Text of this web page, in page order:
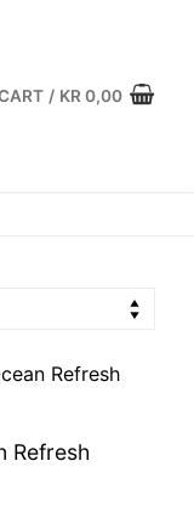
/ KR 0,00
Refresh